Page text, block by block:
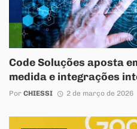
Code Soluções aposta
medida e integrações
Por CHIESSI 2 de março de 2026